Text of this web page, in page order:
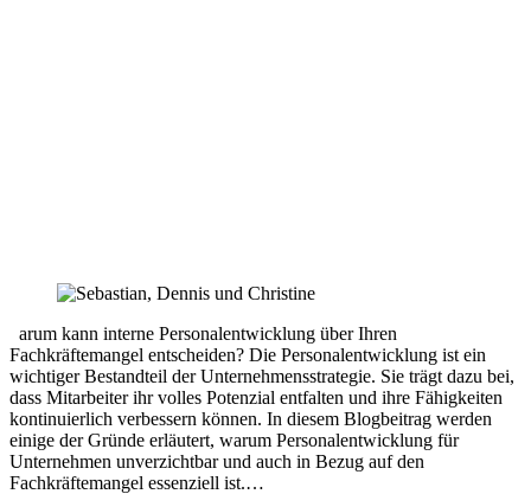
arum kann interne Personalentwicklung über Ihren
Fachkräftemangel entscheiden? Die Personalentwicklung ist ein
wichtiger Bestandteil der Unternehmensstrategie. Sie trägt dazu bei,
dass Mitarbeiter ihr volles Potenzial entfalten und ihre Fähigkeiten
kontinuierlich verbessern können. In diesem Blogbeitrag werden
einige der Gründe erläutert, warum Personalentwicklung für
Unternehmen unverzichtbar und auch in Bezug auf den
Fachkräftemangel essenziell ist.…